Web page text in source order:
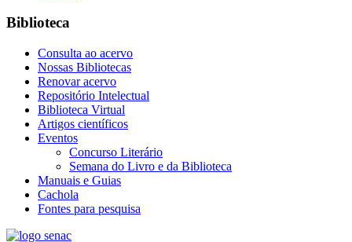
Biblioteca
Consulta ao acervo
Nossas Bibliotecas
Renovar acervo
Repositório Intelectual
Biblioteca Virtual
Artigos científicos
Eventos
Concurso Literário
Semana do Livro e da Biblioteca
Manuais e Guias
Cachola
Fontes para pesquisa